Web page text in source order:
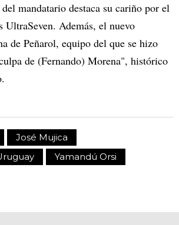
mandatario destaca su cariño por el
UltraSeven. Además, el nuevo
de Peñarol, equipo del que se hizo
de (Fernando) Morena", histórico
José Mujica
Yamandú Orsi